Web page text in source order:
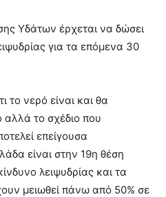
Υδάτων έρχεται να δώσει
για τα επόμενα 30
το νερό είναι και θα
αλλά το σχέδιο που
επείγουσα
είναι στην 19η θέση
λειψυδρίας και τα
μειωθεί πάνω από 50% σε